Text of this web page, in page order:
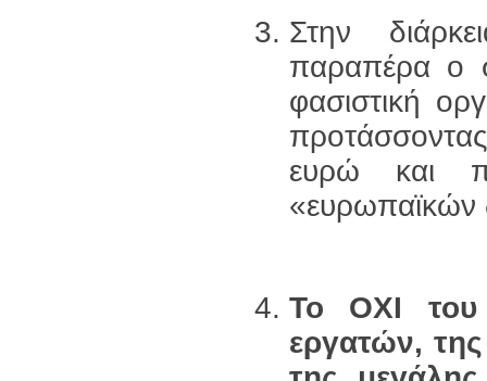
Στην
παραπέρα ο
φασιστική
ευρώ και
«ευρωπαϊκών
Το ΟΧΙ του
εργατών,